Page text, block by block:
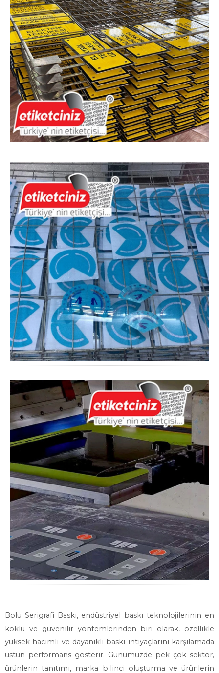
Bolu Serigrafi Baskı, endüstriyel baskı teknolojilerinin en
köklü ve güvenilir yöntemlerinden biri olarak, özellikle
yüksek hacimli ve dayanıklı baskı ihtiyaçlarını karşılamada
üstün performans gösterir. Günümüzde pek çok sektör,
ürünlerin tanıtımı, marka bilinci oluşturma ve ürünlerin